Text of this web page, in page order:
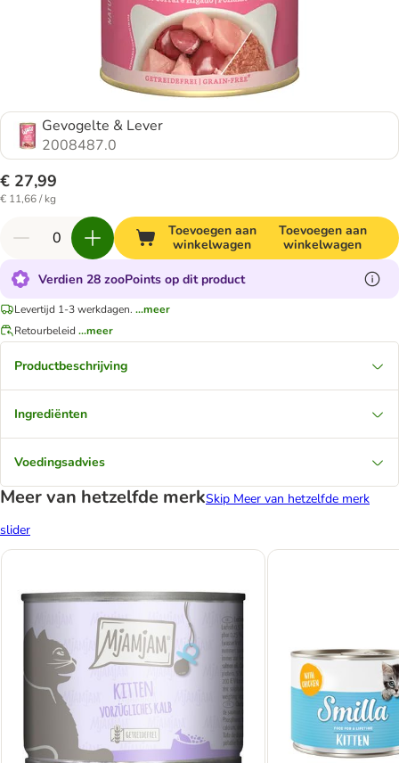
Gevogelte & Lever
2008487.0
€ 27,99
€ 11,66 / kg
Toevoegen aan
winkelwagen
Toevoegen aan
winkelwagen
Verdien 28 zooPoints op dit product
Levertijd 1-3 werkdagen. ...meer
Retourbeleid ...meer
Productbeschrijving
Ingrediënten
Voedingsadvies
Meer van hetzelfde merkSkip Meer van hetzelfde merk
slider